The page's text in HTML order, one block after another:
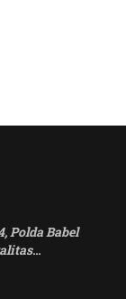
Polda Babel
…